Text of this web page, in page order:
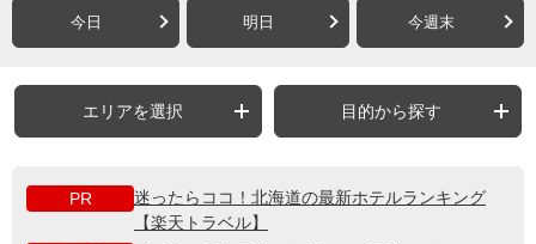
今日 明日 今週末
エリアを選択 目的から探す
PR
迷ったらココ！北海道の最新ホテルランキング
【楽天トラベル】